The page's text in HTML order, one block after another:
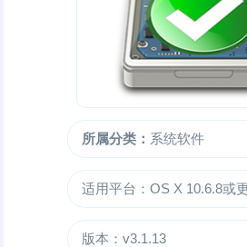
所属分类： 系统软件
适用平台：OS X 10.6.8或
版本：v3.1.13